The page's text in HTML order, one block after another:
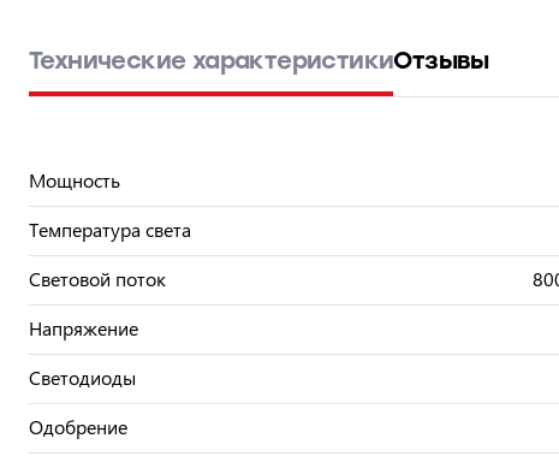
Технические характеристикиОтзывы
Мощность
Температура света
Световой поток
Напряжение
Светодиоды
Одобрение